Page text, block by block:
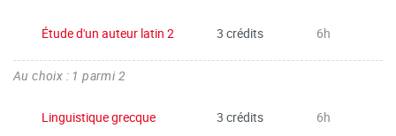
Étude d'un auteur latin 2 3 crédits 6h
Au choix : 1 parmi 2
Linguistique grecque 3 crédits 6h